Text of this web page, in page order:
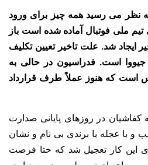
نظر می رسید همه چیز برای ورود
تیم ملی فوتبال آماده شده است باز
ایجاد شد. علت تاخیر تعیین تکلیف
جیووا است. فدراسیون در حالی به
است که هنوز عملاً طرف قرارداد
در روزهای پایانی صدارت
و با عجله با برندی بی نام و نشان
برای این کار تعجیل شد که حتا فرصت